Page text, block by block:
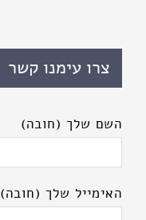
צרו עימנו קשר
השם שלך (חובה)
האימייל שלך (חובה)